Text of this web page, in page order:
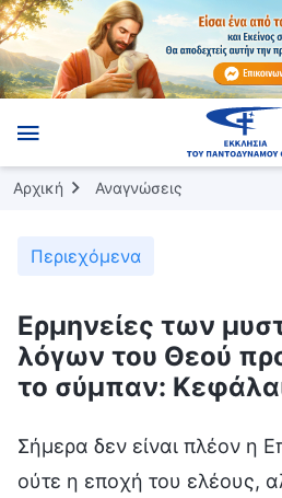
Αρχική Αναγνώσεις
Περιεχόμενα
Ερμηνείες των
λόγων του Θεού
το σύμπαν:
Σήμερα δεν είναι πλέον η
ούτε η εποχή του ελέους,